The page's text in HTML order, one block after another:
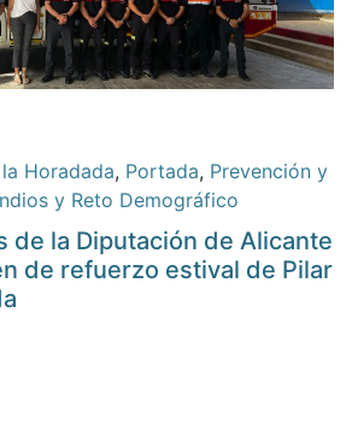
Horadada, Portada, Prevención y
y Reto Demográfico
de la Diputación de Alicante
de refuerzo estival de Pilar